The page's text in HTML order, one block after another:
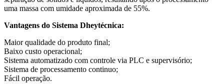
uma massa com umidade aproximada de 55%.
Vantagens do Sistema Dheytécnica:
Maior qualidade do produto final;
Baixo custo operacional;
Sistema automatizado com controle via PLC e supervisório;
Sistema de processamento continuo;
Fácil operação.